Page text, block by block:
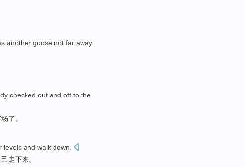
another goose not far away.
checked out and off to the
了。
levels and walk down
己走下来。